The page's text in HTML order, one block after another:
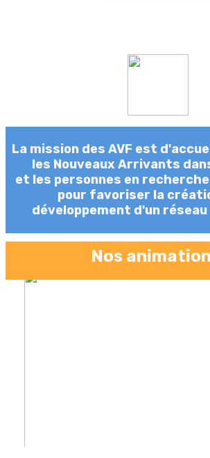
La mission des AVF est
les Nouveaux Arrivants
et les personnes en
pour favoriser la
développement d'un
Nos